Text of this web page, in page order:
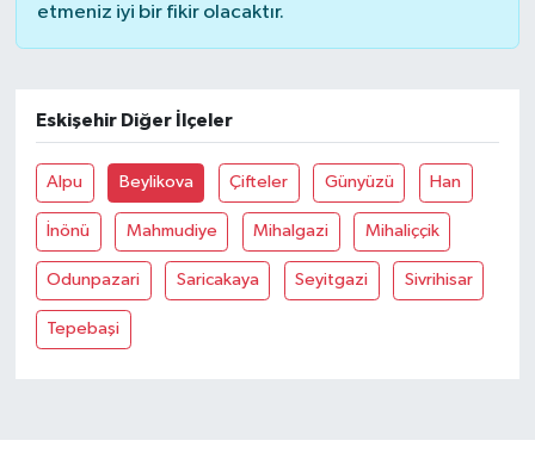
etmeniz iyi bir fikir olacaktır.
Eskişehir Diğer İlçeler
Alpu Beylikova Çifteler Günyüzü Han
İnönü Mahmudiye Mihalgazi Mihaliççik
Odunpazari Saricakaya Seyitgazi Sivrihisar
Tepebaşi